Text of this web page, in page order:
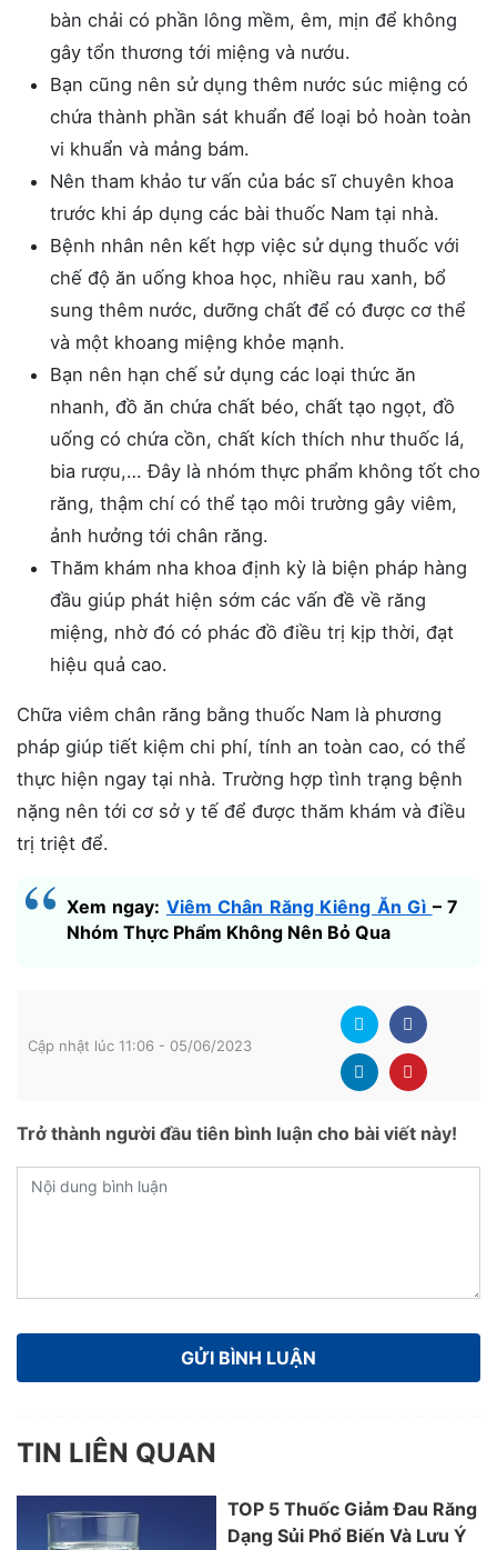
bàn chải có phần lông mềm, êm, mịn để không
gây tổn thương tới miệng và nướu.
Bạn cũng nên sử dụng thêm nước súc miệng có
chứa thành phần sát khuẩn để loại bỏ hoàn toàn
vi khuẩn và mảng bám.
Nên tham khảo tư vấn của bác sĩ chuyên khoa
trước khi áp dụng các bài thuốc Nam tại nhà.
Bệnh nhân nên kết hợp việc sử dụng thuốc với
chế độ ăn uống khoa học, nhiều rau xanh, bổ
sung thêm nước, dưỡng chất để có được cơ thể
và một khoang miệng khỏe mạnh.
Bạn nên hạn chế sử dụng các loại thức ăn
nhanh, đồ ăn chứa chất béo, chất tạo ngọt, đồ
uống có chứa cồn, chất kích thích như thuốc lá,
bia rượu,… Đây là nhóm thực phẩm không tốt cho
răng, thậm chí có thể tạo môi trường gây viêm,
ảnh hưởng tới chân răng.
Thăm khám nha khoa định kỳ là biện pháp hàng
đầu giúp phát hiện sớm các vấn đề về răng
miệng, nhờ đó có phác đồ điều trị kịp thời, đạt
hiệu quả cao.
Chữa viêm chân răng bằng thuốc Nam là phương
pháp giúp tiết kiệm chi phí, tính an toàn cao, có thể
thực hiện ngay tại nhà. Trường hợp tình trạng bệnh
nặng nên tới cơ sở y tế để được thăm khám và điều
trị triệt để.
Xem ngay: Viêm Chân Răng Kiêng Ăn Gì – 7
Nhóm Thực Phẩm Không Nên Bỏ Qua
Cập nhật lúc 11:06 - 05/06/2023
Trở thành người đầu tiên bình luận cho bài viết này!
TIN LIÊN QUAN
TOP 5 Thuốc Giảm Đau Răng
Dạng Sủi Phổ Biến Và Lưu Ý